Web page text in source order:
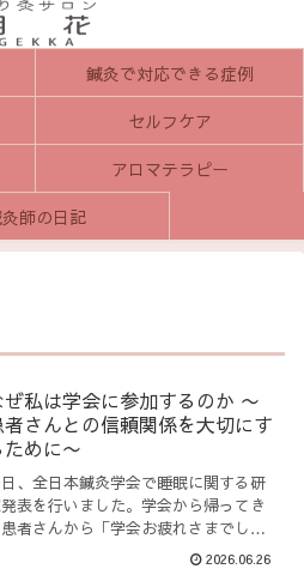
鍼灸で対応できる症例
セルフケア
アロマテラピー
師の日記
ぜ私は学会に参加するのか 〜
者さんとの信頼関係を大切にす
ために〜
、全日本鍼灸学会で睡眠に関する研
表を行いました。学会から帰ってき
者さんから「学会お疲れさまでし
」「発表どうでしたか？」と声をかけ
2026.06.26